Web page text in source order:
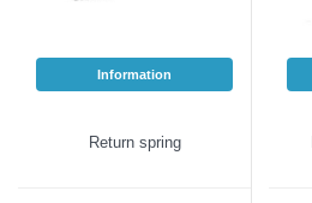
Information
Return spring